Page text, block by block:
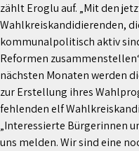
zählt Eroglu auf. „Mit den
Wahlkreiskandidierenden,
kommunalpolitisch aktiv
Reformen
nächsten Monaten werden
zur Erstellung ihres
fehlenden elf
„Interessierte Bürgerinnen
uns melden. Wir sind eine